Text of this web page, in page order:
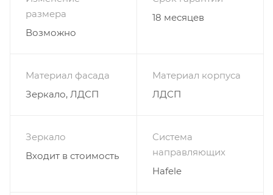
размера
Возможно
18 месяцев
Материал фасада
Зеркало, ЛДСП
Материал корпуса
ЛДСП
Зеркало
Входит в стоимость
Система
направляющих
Hafele